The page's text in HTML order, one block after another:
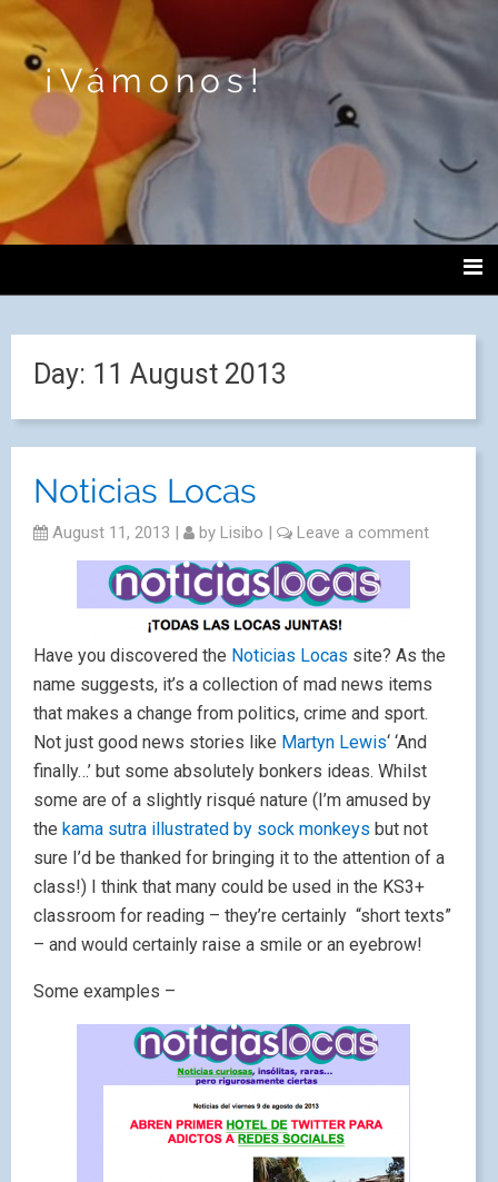
¡Vámonos!
Day: 11 August 2013
Noticias Locas
August 11, 2013 | by Lisibo | Leave a comment
Have you discovered the Noticias Locas site? As the
name suggests, it’s a collection of mad news items
that makes a change from politics, crime and sport.
Not just good news stories like Martyn Lewis‘ ‘And
finally…’ but some absolutely bonkers ideas. Whilst
some are of a slightly risqué nature (I’m amused by
the kama sutra illustrated by sock monkeys but not
sure I’d be thanked for bringing it to the attention of a
class!) I think that many could be used in the KS3+
classroom for reading – they’re certainly “short texts”
– and would certainly raise a smile or an eyebrow!
Some examples –